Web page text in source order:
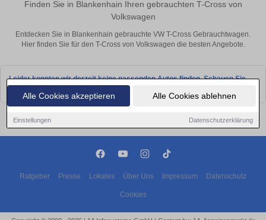
Alle Cookies akzeptieren Alle Cookies ablehnen
Einstellungen Datenschutzerklärung
Finden Sie in Blankenhain Ihren gebrauchten T-Cross von
Volkswagen
Entdecken Sie in Blankenhain gebrauchte VW T-Cross Gebrauchtwagen.
Hier finden Sie für den T-Cross von Volkswagen die besten Angebote.
Leider konnten wir derzeit keine passenden Autos finden. Schauen Sie
Ratgeber Presse Lokales Über Uns Impressum Datenschutz
Cookies